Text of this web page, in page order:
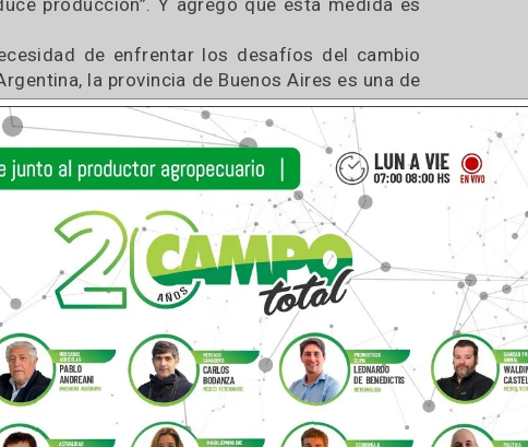
se logra mediante una gestión adecuada de los
Rurales Argentinas (CRA) respondió:
gases que emiten las vacas no es una discusión
de dirigentes que, lejos de comprender cómo se
al país”.
de Buenos Aires y La Pampa (Carbap) contestó:
reduce producción”. Y agregó que esta medida es
necesidad de enfrentar los desafíos del cambio
la Argentina, la provincia de Buenos Aires es una de
total de GEl del país, impulsado por su densidad
provinciales, el 27% corresponde a metano
emisiones de CH4 provinciales) y la gestión de
provinciales) dos de las fuentes más relevantes.
entérica y manejo de estiércol, mientras que